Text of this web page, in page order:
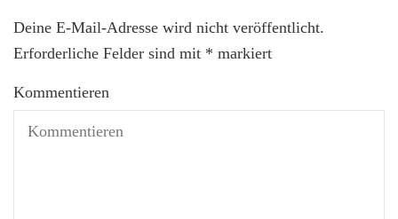
Deine E-Mail-Adresse wird nicht veröffentlicht.
Erforderliche Felder sind mit * markiert
Kommentieren